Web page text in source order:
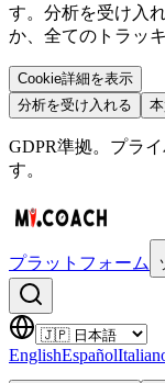
す。分析を受け入
か、全てのトラッ
Cookie詳細を表示
分析を受け入れる
GDPR準拠。プラ
す。
プラットフォーム
EnglishEspañol